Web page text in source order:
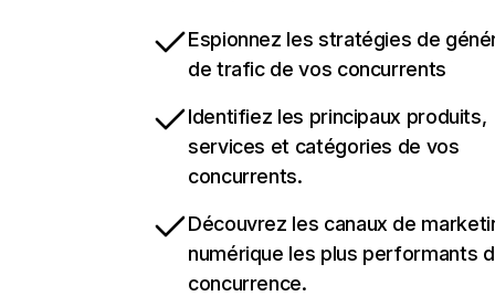
Espionnez les stratégies de
de trafic de vos concurrents
Identifiez les principaux produits,
services et catégories de vos
concurrents.
Découvrez les canaux de
numérique les plus performants
concurrence.